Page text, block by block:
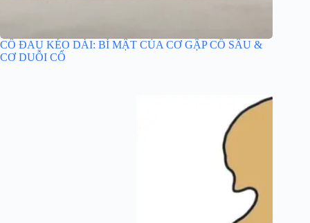
CỔ ĐAU KÉO DÀI: BÍ MẬT CỦA CƠ GẬP CỔ SÂU &
CƠ DUỖI CỔ